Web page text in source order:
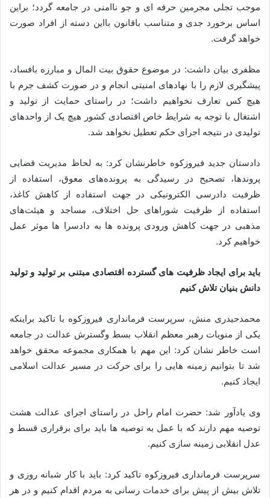
موجب تجلی مجرمین حرفه ای و جو ناامنی در جامعه گردد؛ براین
اساس برخورد جدی و متناسب باقانون بااین دسته از افراد صورت
خواهد گرفت.
مظفری بیان داشت: در موضوع حقوق بیت المال و مبارزه بافساد،
پیشگیری لازم را با نهادهای امنیتی انجام و در صورت کشف جرم با
هیچ کس تعارف نخواهیم داشت؛ در راستای حمایت از تولید و
اشتغال با توجه به شرایط خاص اقتصادی کشور هیچ یک از واحدهای
تولیدی در نتیجه اجرای حکم تعطیل نخواهد شد.
دادستان جدید فیروزکوه خاطرنشان کرد: به لحاظ مدیریت قضایی
پروندها، تصحیح در رسیدگی به پرونده‌های معوق، استفاده از
ظرفیت دادرسی الکترونیکی در جهت استفاده از کاهش کاغذ،
استفاده از ظرفیت شوراهای حل اختلاف، مساجد و هیئت‌های
مذهبی در جهت کاهش ورودی پرونده ها به دادسرا ها موثر عمل
خواهیم کرد.
باید برای ایجاد ظرفیت های گسترده اقتصادی مبتنی بر تولید و تولید
دانش بنیان تلاش کنیم
محمدحیدری منش، سرپرست فرمانداری فیروزکوه با تاکید براینکه
یکی از منویات رهبر معظم انقلاب بسط وگسترش عدالت در جامعه
است خاطر نشان کرد: این مهم با همکاری مجموعه محقق خواهد
شد تا بتوانیم زمینه هایی را برای حرکت در مسیر عدالت اسلامی
ایجاد کنیم.
وی یادآور شد: حضرت امام راحل در راستای اجرای عدالت هشت
توصیه مهم دارند که با عمل به توصیه ها باید برای برقراری قسط و
عدل انقلابی زمینه سازی کنیم.
سرپرست فرمانداری فیروزکوه تاکید کرد: باید با کار شبانه روزی و
تلاش بیش از پیش برای خدمات رسانی به مردم اقدام کنیم و در هر